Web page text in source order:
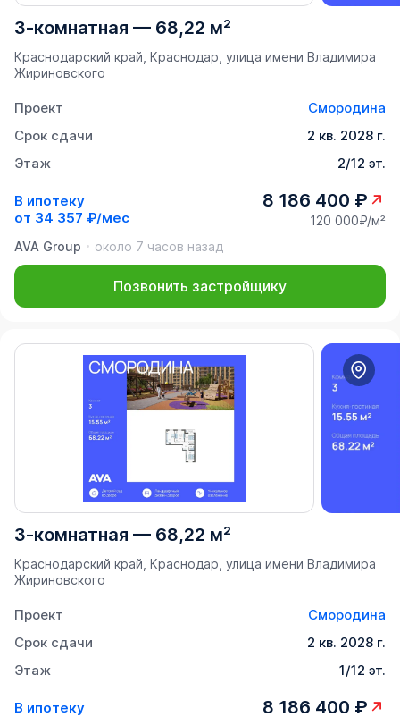
3-комнатная — 68,22 м²
Краснодарский край, Краснодар, улица имени Владимира
Жириновского
Проект
Смородина
Срок сдачи
2 кв. 2028 г.
Этаж
2/12 эт.
В ипотеку
от 34 357 ₽/мес
8 186 400 ₽
120 000₽/м²
AVA Group
около 7 часов назад
Позвонить застройщику
3-комнатная — 68,22 м²
Краснодарский край, Краснодар, улица имени Владимира
Жириновского
Проект
Смородина
Срок сдачи
2 кв. 2028 г.
Этаж
1/12 эт.
В ипотеку
8 186 400 ₽